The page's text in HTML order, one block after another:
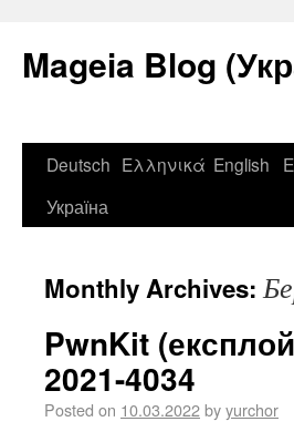
Mageia Blog
Deutsch Ελληνικά English
Україна
Monthly Archives:
PwnKit
2021-4034
Posted on 10.03.2022byyurchor